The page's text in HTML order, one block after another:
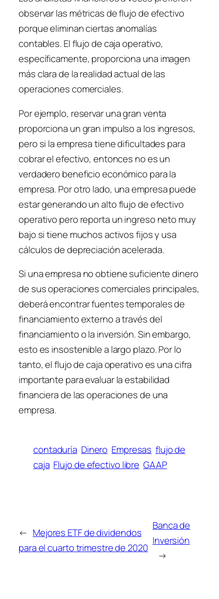
observar las métricas de flujo de efectivo
porque eliminan ciertas anomalías
contables. El flujo de caja operativo,
específicamente, proporciona una imagen
más clara de la realidad actual de las
operaciones comerciales.
Por ejemplo, reservar una gran venta
proporciona un gran impulso a los ingresos,
pero si la empresa tiene dificultades para
cobrar el efectivo, entonces no es un
verdadero beneficio económico para la
empresa. Por otro lado, una empresa puede
estar generando un alto flujo de efectivo
operativo pero reporta un ingreso neto muy
bajo si tiene muchos activos fijos y usa
cálculos de depreciación acelerada.
Si una empresa no obtiene suficiente dinero
de sus operaciones comerciales principales,
deberá encontrar fuentes temporales de
financiamiento externo a través del
financiamiento o la inversión. Sin embargo,
esto es insostenible a largo plazo. Por lo
tanto, el flujo de caja operativo es una cifra
importante para evaluar la estabilidad
financiera de las operaciones de una
empresa.
contaduría Dinero Empresas flujo de
caja Flujo de efectivo libre GAAP
← Mejores ETF de dividendos
para el cuarto trimestre de 2020
Banca de
Inversión
→